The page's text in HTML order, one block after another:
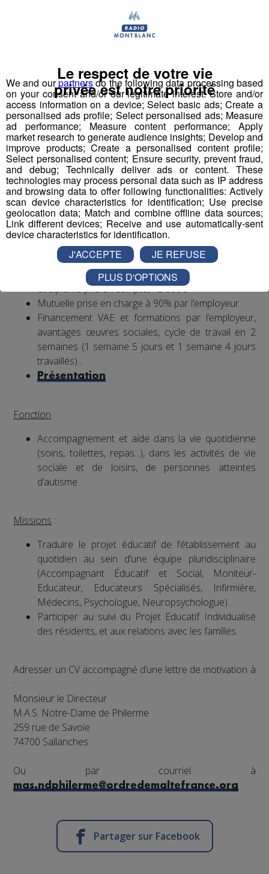
1 Accompagnant Éducatif et Social ou
Aide Médico-Psychologique ou Aide-
Soignant diplômé ou faisant fonction
Expérience dans le handicap souhaitée, débutant
accepté.
Autre diplôme accepté : Moniteur-Educateur.
> poste à pourvoir dès que possible
Conditions:
CDI, 35h hebdomadaires, travail 1 weekend /2
(prime les dimanches travaillés)
Rémunération base conventionnelle CCN 1966,
salaire brut mensuel (indicatif de base, ancienneté
et diplôme pris en compte) : 2 000€
Mutuelle prise en charge à 90% par l’employeur
Financement VAE et formations par l’employeur,
avantages œuvres sociales, cycle de travail en 2
semaines (1 semaine 5 jours et 1 semaine 4 jours
travaillés)...
Présentation
Fonction :
Accompagnement et aide dans la vie quotidienne
(soins, toilettes, repas...), dans les activités de vie
sociale et de loisirs, de personnes atteintes
d’autisme.
Missions :
Traduire le projet éducatif de l’établissement au
quotidien au sein d’une équipe pluridisciplinaire
(Accompagnant Éducatif et Social, Moniteur-
Educateur, Educateurs Spécialisés, Infirmière,
Médecins, Psychologue, Neuropsychologue).
Participer au suivi du Projet Educatif Individualisé
des résidents, et aux relations avec les familles.
Adresser un CV accompagné d’une lettre de motivation à
:
Monsieur le Directeur
M.A.S. Notre-Dame de Philerme
259 rue de Savoie
74700 Sallanches
Ou par courriel à
mas.ndphilerme@ordredemaltefrance.org
Partager sur Facebook
We and ourpartnersdo the following data processing based
on your consent and/or our legitimate interest: Store and/or
access information on a device; Select basic ads; Create a
personalised ads profile; Select personalised ads; Measure
ad performance; Measure content performance; Apply
market research to generate audience insights; Develop and
improve products; Create a personalised content profile;
Select personalised content; Ensure security, prevent fraud,
and debug; Technically deliver ads or content. These
technologies may process personal data such as IP address
and browsing data to offer following functionalities: Actively
scan device characteristics for identification; Use precise
geolocation data; Match and combine offline data sources;
Link different devices; Receive and use automatically-sent
device characteristics for identification.
Le respect de votre vie
privée est notre priorité
J'ACCEPTE
JE REFUSE
PLUS D'OPTIONS